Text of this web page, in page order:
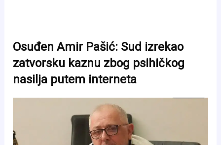
Osuđen Amir Pašić: Sud izrekao
zatvorsku kaznu zbog psihičkog
nasilja putem interneta